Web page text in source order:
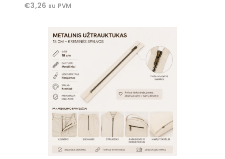
of
€3,26 su PVM